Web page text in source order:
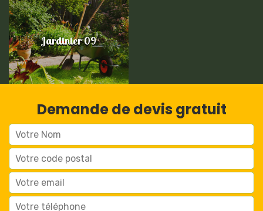
Jardinier 09
Demande de devis gratuit